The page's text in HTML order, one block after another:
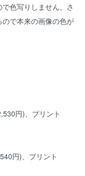
色写りしません。さ
で本来の画像の色が
円)、プリント
円)、プリント